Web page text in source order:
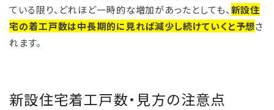
ている限り、どれほど一時的な増加があったとしても、 新設住
宅の着工戸数は中長期的に見れば減少し続けていくと予想さ
れます。
新設住宅着工戸数・見方の注意点